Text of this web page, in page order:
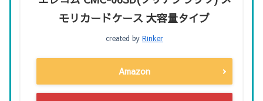
モリカードケース 大容量タイプ
created by Rinker
Amazon